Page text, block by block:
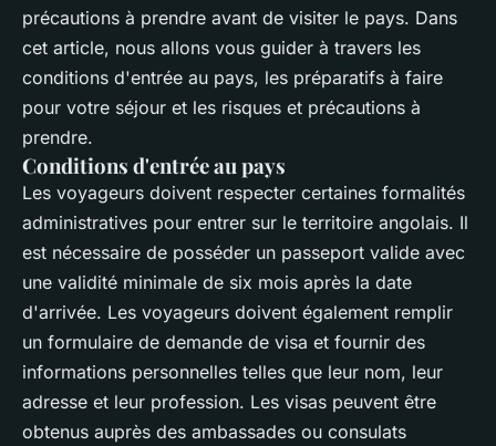
précautions à prendre avant de visiter le pays. Dans
cet article, nous allons vous guider à travers les
conditions d'entrée au pays, les préparatifs à faire
pour votre séjour et les risques et précautions à
prendre.
Conditions d'entrée au pays
Les voyageurs doivent respecter certaines formalités
administratives pour entrer sur le territoire angolais. Il
est nécessaire de posséder un passeport valide avec
une validité minimale de six mois après la date
d'arrivée. Les voyageurs doivent également remplir
un formulaire de demande de visa et fournir des
informations personnelles telles que leur nom, leur
adresse et leur profession. Les visas peuvent être
obtenus auprès des ambassades ou consulats